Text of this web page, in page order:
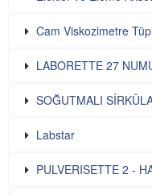
Cam Viskozimetre
LABORETTE 27
SOĞUTMALI
Labstar
PULVERISETTE 2 -